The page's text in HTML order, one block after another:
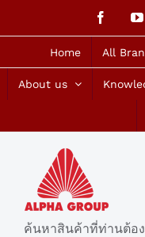
Home All
About us
ค้นหาสินค้าที่ท่านต้อ